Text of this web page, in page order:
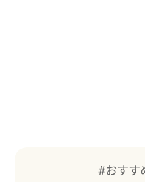
#おすす